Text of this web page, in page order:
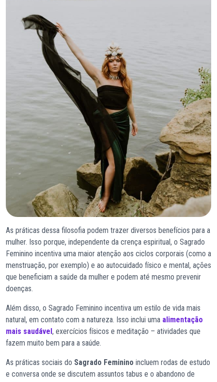
As práticas dessa filosofia podem trazer diversos benefícios para a
mulher. Isso porque, independente da crença espiritual, o Sagrado
Feminino incentiva uma maior atenção aos ciclos corporais (como a
menstruação, por exemplo) e ao autocuidado físico e mental, ações
que beneficiam a saúde da mulher e podem até mesmo prevenir
doenças.
Além disso, o Sagrado Feminino incentiva um estilo de vida mais
natural, em contato com a natureza. Isso inclui uma alimentação
mais saudável, exercícios físicos e meditação – atividades que
fazem muito bem para a saúde.
As práticas sociais do Sagrado Feminino incluem rodas de estudo
e conversa onde se discutem assuntos tabus e o abandono de